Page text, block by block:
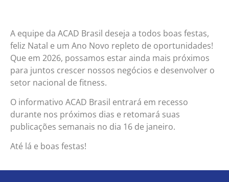
A equipe da ACAD Brasil deseja a todos boas festas,
feliz Natal e um Ano Novo repleto de oportunidades!
Que em 2026, possamos estar ainda mais próximos
para juntos crescer nossos negócios e desenvolver o
setor nacional de fitness.
O informativo ACAD Brasil entrará em recesso
durante nos próximos dias e retomará suas
publicações semanais no dia 16 de janeiro.
Até lá e boas festas!